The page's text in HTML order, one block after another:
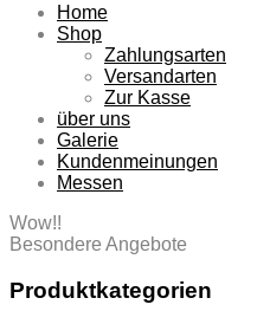
Home
Shop
Zahlungsarten
Versandarten
Zur Kasse
über uns
Galerie
Kundenmeinungen
Messen
Wow!!
Besondere Angebote
Produktkategorien